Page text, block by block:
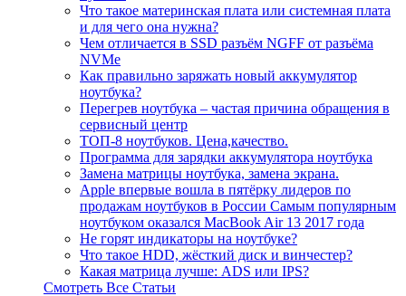
Что такое материнская плата или системная плата
и для чего она нужна?
Чем отличается в SSD разъём NGFF от разъёма
NVMe
Как правильно заряжать новый аккумулятор
ноутбука?
Перегрев ноутбука – частая причина обращения в
сервисный центр
ТОП-8 ноутбуков. Цена,качество.
Программа для зарядки аккумулятора ноутбука
Замена матрицы ноутбука, замена экрана.
Apple впервые вошла в пятёрку лидеров по
продажам ноутбуков в России Самым популярным
ноутбуком оказался MacBook Air 13 2017 года
Не горят индикаторы на ноутбуке?
Что такое HDD, жёсткий диск и винчестер?
Какая матрица лучше: ADS или IPS?
Смотреть Все Статьи